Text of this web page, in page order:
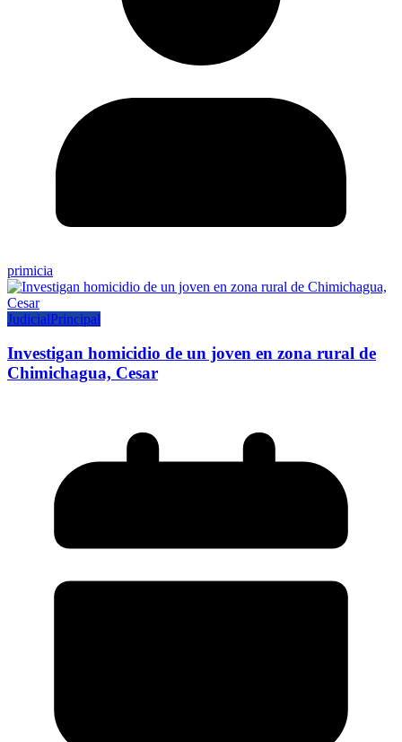
primicia
JudicialPrincipal
Investigan homicidio de un joven en zona rural de
Chimichagua, Cesar